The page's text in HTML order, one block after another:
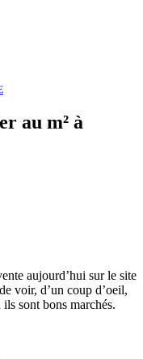
au m² à
aujourd’hui sur le site
voir, d’un coup d’oeil,
sont bons marchés.